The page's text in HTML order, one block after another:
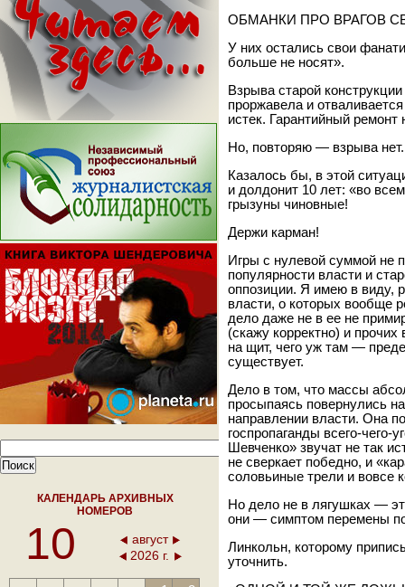
КАЛЕНДАРЬ АРХИВНЫХ
НОМЕРОВ
10
август
2026 г.
ОБМАНКИ ПРО ВРАГОВ
У них остались свои
больше не носят».
Взрыва старой
проржавела и
истек. Гарантийный ремонт
Но, повторяю — взрыва
Казалось бы, в этой
и долдонит 10 лет: «во
грызуны чиновные!
Держи карман!
Игры с нулевой суммой не
популярности власти и
оппозиции. Я имею в виду,
власти, о которых вообще
дело даже не в ее не
(скажу корректно) и
на щит, чего уж там —
существует.
Дело в том, что массы
просыпаясь повернулись
направлении власти. Она
госпропаганды всего-чего-
Шевченко» звучат не так
не сверкает победно, и
соловьиные трели и вовсе
Но дело не в лягушках —
они — симптом перемены
Линкольн, которому
уточнить.